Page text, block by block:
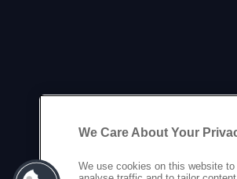
We Care About Your
We use cookies on this website